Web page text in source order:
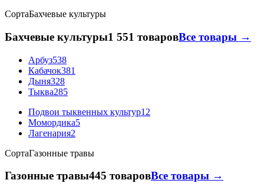
СортаБахчевые культуры
Бахчевые культуры1 551 товаровВсе товары →
Арбуз538
Кабачок381
Дыня328
Тыква285
Подвои тыквенных культур12
Момордика5
Лагенария2
СортаГазонные травы
Газонные травы445 товаровВсе товары →